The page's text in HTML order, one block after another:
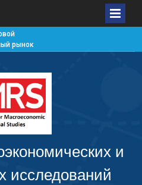
рынок
рынок
рынок
и
исследований